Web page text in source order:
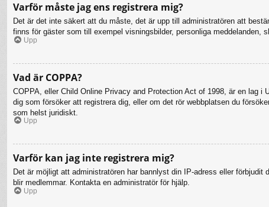
Varför måste jag ens registrera mig?
Det är det inte säkert att du måste, det är upp till administratören att
finns för gäster som till exempel visningsbilder, personliga meddelanden,
Upp
Vad är COPPA?
COPPA, eller Child Online Privacy and Protection Act of 1998, är en lag
dig som försöker att registrera dig, eller om det rör webbplatsen du
som helst juridiskt.
Upp
Varför kan jag inte registrera mig?
Det är möjligt att administratören har bannlyst din IP-adress eller
blir medlemmar. Kontakta en administratör för hjälp.
Upp